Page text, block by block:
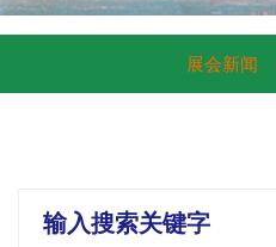
展会新闻
输入搜索关键字